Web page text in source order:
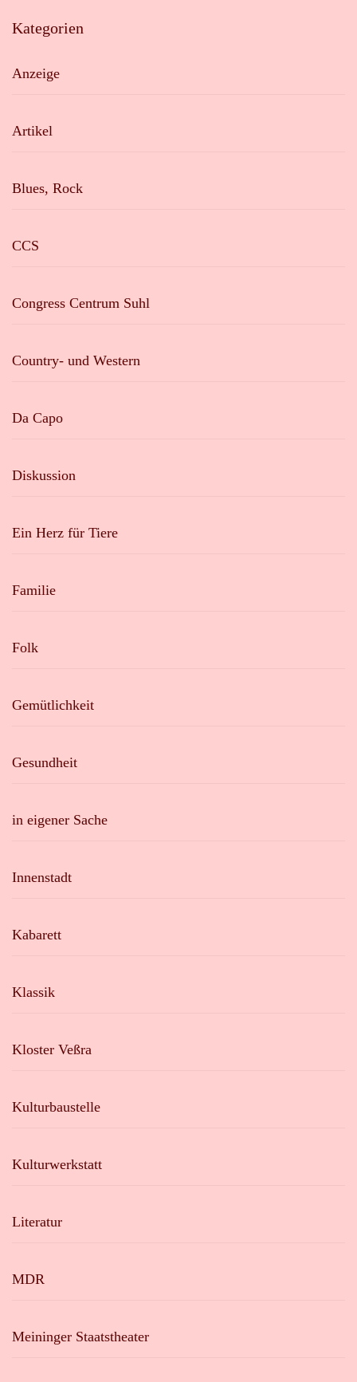
Kategorien
Anzeige
Artikel
Blues, Rock
CCS
Congress Centrum Suhl
Country- und Western
Da Capo
Diskussion
Ein Herz für Tiere
Familie
Folk
Gemütlichkeit
Gesundheit
in eigener Sache
Innenstadt
Kabarett
Klassik
Kloster Veßra
Kulturbaustelle
Kulturwerkstatt
Literatur
MDR
Meininger Staatstheater